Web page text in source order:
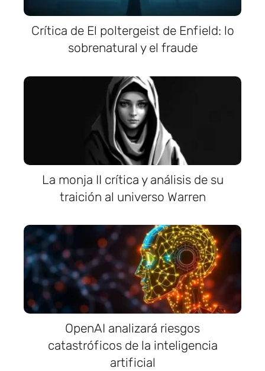
Crítica de El poltergeist de Enfield: lo
sobrenatural y el fraude
La monja II crítica y análisis de su
traición al universo Warren
OpenAI analizará riesgos
catastróficos de la inteligencia
artificial